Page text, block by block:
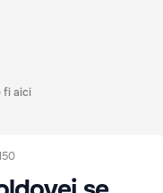
fi aici